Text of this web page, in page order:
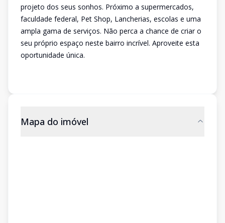
projeto dos seus sonhos. Próximo a supermercados,
faculdade federal, Pet Shop, Lancherias, escolas e uma
ampla gama de serviços. Não perca a chance de criar o
seu próprio espaço neste bairro incrível. Aproveite esta
oportunidade única.
Mapa do imóvel